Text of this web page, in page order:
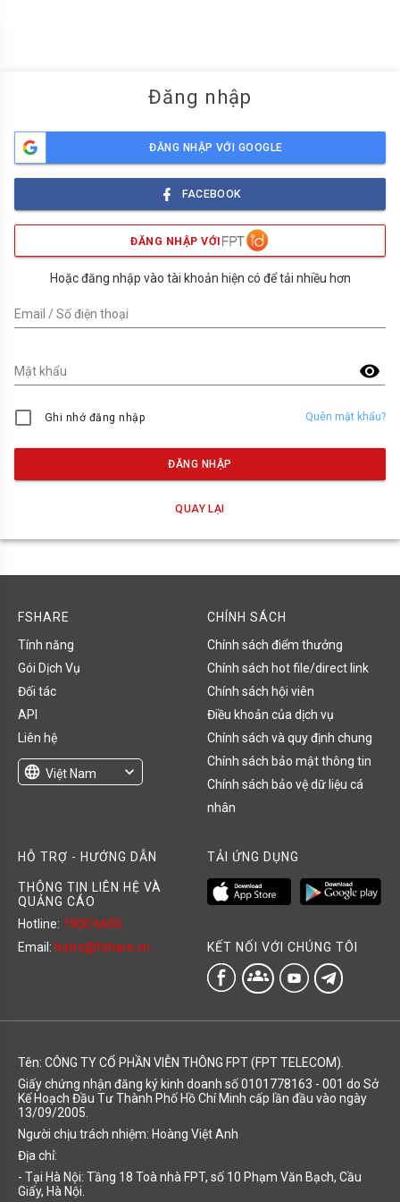
Đăng nhập
ĐĂNG NHẬP VỚI GOOGLE
FACEBOOK
ĐĂNG NHẬP VỚI
Hoặc đăng nhập vào tài khoản hiện có để tải nhiều hơn
Email / Số điện thoại
visibility
Mật khẩu
Ghi nhớ đăng nhập Quên mật khẩu?
ĐĂNG NHẬP
QUAY LẠI
FSHARE
Tính năng
Gói Dịch Vụ
Đối tác
API
Liên hệ
language Việt Nam
expand_more
CHÍNH SÁCH
Chính sách điểm thưởng
Chính sách hot file/direct link
Chính sách hội viên
Điều khoản của dịch vụ
Chính sách và quy định chung
Chính sách bảo mật thông tin
Chính sách bảo vệ dữ liệu cá
nhân
HỖ TRỢ - HƯỚNG DẪN
THÔNG TIN LIÊN HỆ VÀ
QUẢNG CÁO
Hotline: 1900 6600
Email: hotro@fshare.vn
TẢI ỨNG DỤNG
KẾT NỐI VỚI CHÚNG TÔI
groups
Tên: CÔNG TY CỔ PHẦN VIỄN THÔNG FPT (FPT TELECOM).
Giấy chứng nhận đăng ký kinh doanh số 0101778163 - 001 do Sở
Kế Hoạch Đầu Tư Thành Phố Hồ Chí Minh cấp lần đầu vào ngày
13/09/2005.
Người chịu trách nhiệm: Hoàng Việt Anh
Địa chỉ:
- Tại Hà Nội: Tầng 18 Toà nhà FPT, số 10 Phạm Văn Bạch, Cầu
Giấy, Hà Nội.